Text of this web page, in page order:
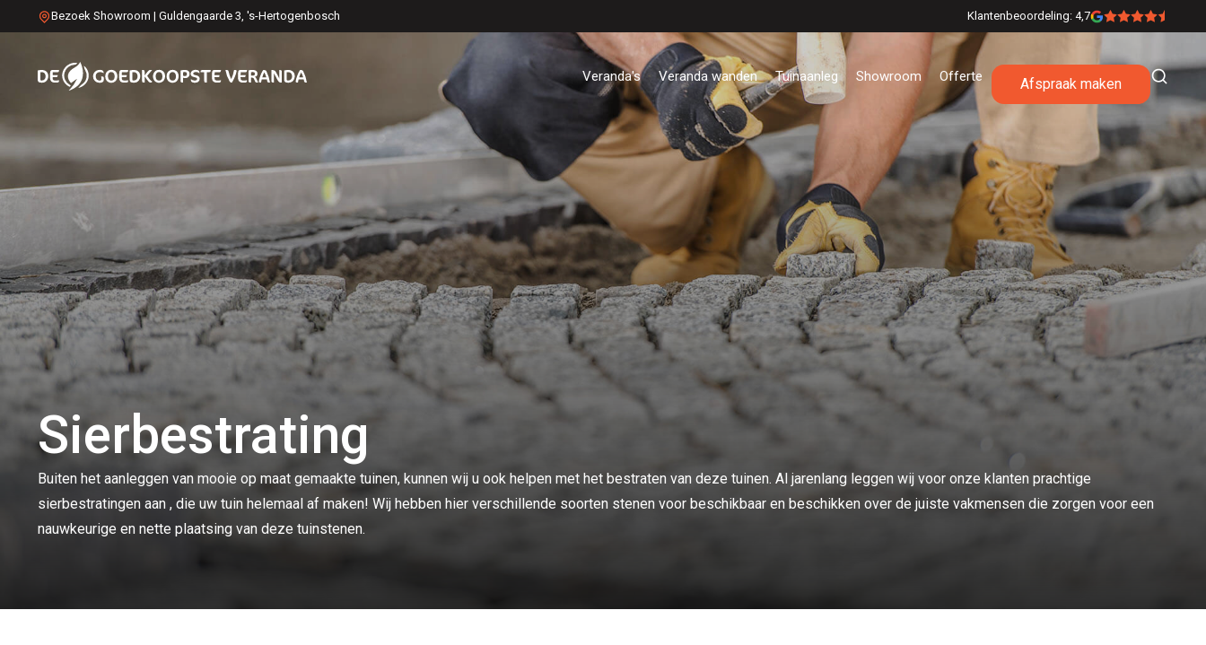
Bezoek Showroom | Guldengaarde 3, 's-Hertogenbosch Klantenbeoordeling: 4,7
Veranda's Veranda wanden Tuinaanleg Showroom Offerte Afspraak maken
Sierbestrating
Buiten het aanleggen van mooie op maat gemaakte tuinen, kunnen wij u ook helpen met het bestraten van deze tuinen. Al jarenlang leggen wij voor onze klanten prachtige
sierbestratingen aan , die uw tuin helemaal af maken! Wij hebben hier verschillende soorten stenen voor beschikbaar en beschikken over de juiste vakmensen die zorgen voor een
nauwkeurige en nette plaatsing van deze tuinstenen.